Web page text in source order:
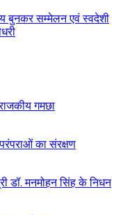
बुनकर सम्मेलन एवं स्वदेशी
गमछा
का संरक्षण
डॉ. मनमोहन सिंह के निधन